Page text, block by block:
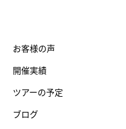
お客様の声
開催実績
ツアーの予定
ブログ